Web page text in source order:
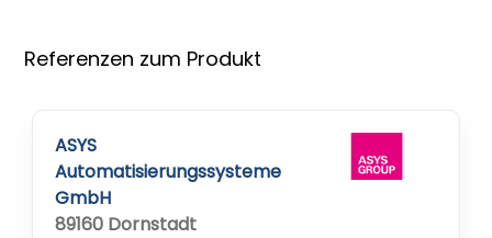
Referenzen zum Produkt
ASYS
Automatisierungssysteme
GmbH
89160 Dornstadt